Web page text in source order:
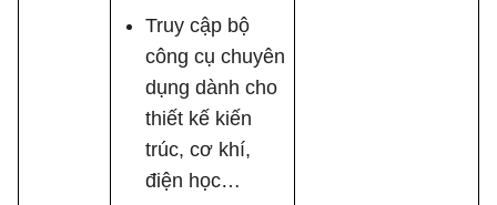
Truy cập bộ
công cụ chuyên
dụng dành cho
thiết kế kiến
trúc, cơ khí,
điện học…